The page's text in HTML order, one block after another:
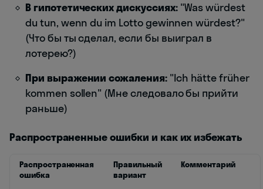
В гипотетических дискуссиях:"Was würdest
du tun, wenn du im Lotto gewinnen würdest?"
(Что бы ты сделал, если бы выиграл в
лотерею?)
При выражении сожаления:"Ich hätte früher
kommen sollen" (Мне следовало бы прийти
раньше)
Распространенные ошибки и как их избежать
Распространенная
ошибка
Правильный
вариант
Комментарий